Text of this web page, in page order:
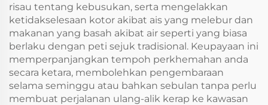
risau tentang kebusukan, serta mengelakkan
ketidakselesaan kotor akibat ais yang melebur dan
makanan yang basah akibat air seperti yang biasa
berlaku dengan peti sejuk tradisional. Keupayaan ini
memperpanjangkan tempoh perkhemahan anda
secara ketara, membolehkan pengembaraan
selama seminggu atau bahkan sebulan tanpa perlu
membuat perjalanan ulang-alik kerap ke kawasan